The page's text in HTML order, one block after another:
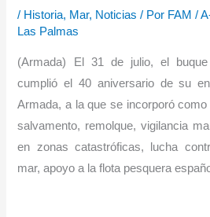
/ Historia, Mar, Noticias / Por FAM/
Las Palmas
(Armada) El 31 de julio, el buque
cumplió el 40 aniversario de su
Armada, a la que se incorporó
salvamento, remolque, vigilancia
en zonas catastróficas, lucha
mar, apoyo a la flota pesquera